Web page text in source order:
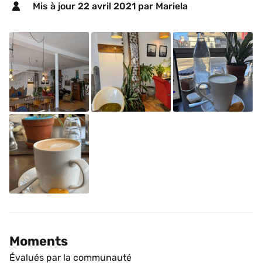
Mis à jour 22 avril 2021 par Mariela
Moments
Évalués par la communauté